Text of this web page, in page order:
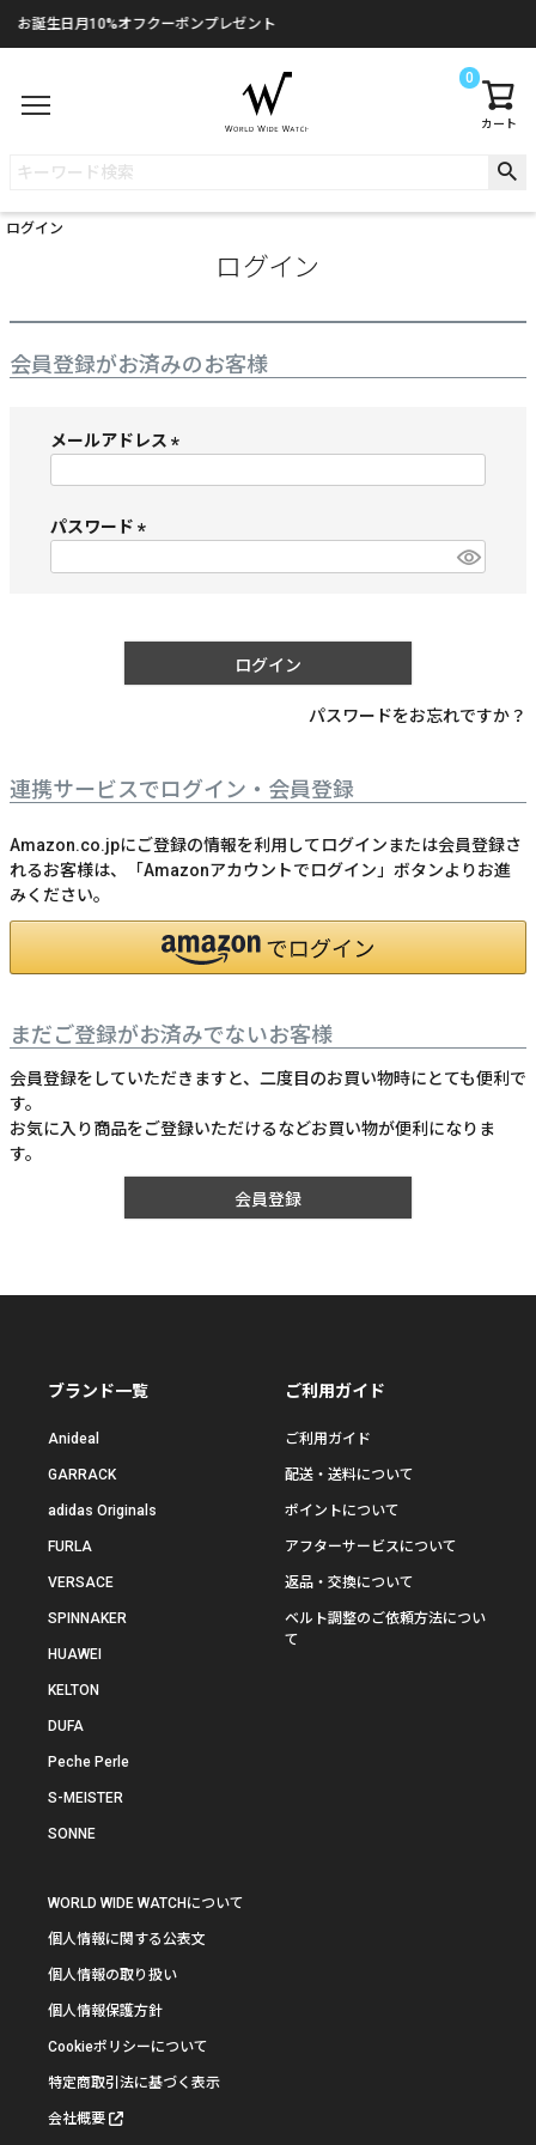
お誕生日月10%オフクーポンプレゼント
カート
0
ログイン
ログイン
会員登録がお済みのお客様
メールアドレス
)
パスワード
ログイン
パスワードをお忘れですか？
連携サービスでログイン・会員登録
Amazon.co.jpにご登録の情報を利用してログインまたは会員登録さ
れるお客様は、「Amazonアカウントでログイン」ボタンよりお進
みください。
まだご登録がお済みでないお客様
会員登録をしていただきますと、二度目のお買い物時にとても便利で
す。
お気に入り商品をご登録いただけるなどお買い物が便利になりま
す。
会員登録
ブランド一覧
Anideal
GARRACK
adidas Originals
FURLA
VERSACE
SPINNAKER
HUAWEI
KELTON
DUFA
Peche Perle
S-MEISTER
SONNE
ご利用ガイド
ご利用ガイド
配送・送料について
ポイントについて
アフターサービスについて
返品・交換について
ベルト調整のご依頼方法につい
て
WORLD WIDE WATCHについて
個人情報に関する公表文
個人情報の取り扱い
個人情報保護方針
Cookieポリシーについて
特定商取引法に基づく表示
会社概要